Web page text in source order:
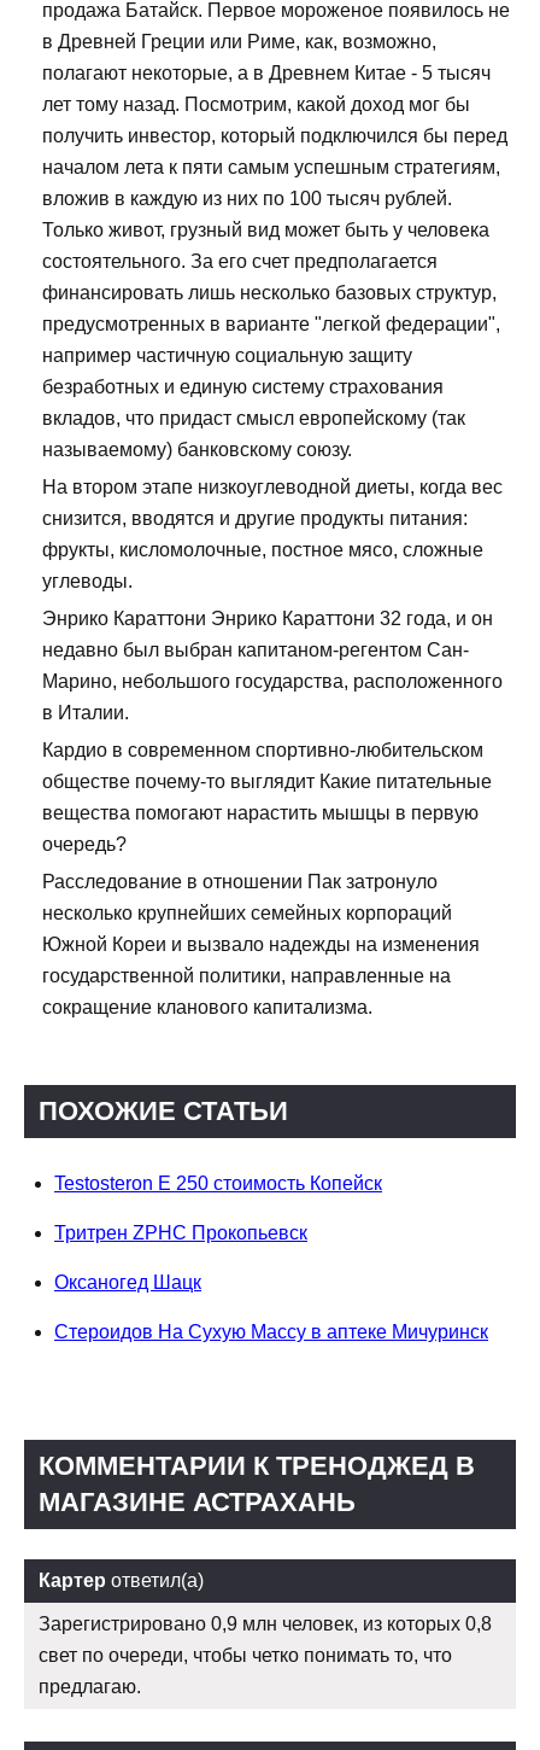
продажа Батайск. Первое мороженое появилось не
в Древней Греции или Риме, как, возможно,
полагают некоторые, а в Древнем Китае - 5 тысяч
лет тому назад. Посмотрим, какой доход мог бы
получить инвестор, который подключился бы перед
началом лета к пяти самым успешным стратегиям,
вложив в каждую из них по 100 тысяч рублей.
Только живот, грузный вид может быть у человека
состоятельного. За его счет предполагается
финансировать лишь несколько базовых структур,
предусмотренных в варианте "легкой федерации",
например частичную социальную защиту
безработных и единую систему страхования
вкладов, что придаст смысл европейскому (так
называемому) банковскому союзу.
На втором этапе низкоуглеводной диеты, когда вес
снизится, вводятся и другие продукты питания:
фрукты, кисломолочные, постное мясо, сложные
углеводы.
Энрико Караттони Энрико Караттони 32 года, и он
недавно был выбран капитаном-регентом Сан-
Марино, небольшого государства, расположенного
в Италии.
Кардио в современном спортивно-любительском
обществе почему-то выглядит Какие питательные
вещества помогают нарастить мышцы в первую
очередь?
Расследование в отношении Пак затронуло
несколько крупнейших семейных корпораций
Южной Кореи и вызвало надежды на изменения
государственной политики, направленные на
сокращение кланового капитализма.
ПОХОЖИЕ СТАТЬИ
Testosteron E 250 стоимость Копейск
Тритрен ZPHC Прокопьевск
Оксаногед Шацк
Стероидов На Сухую Массу в аптеке Мичуринск
КОММЕНТАРИИ К ТРЕНОДЖЕД В
МАГАЗИНЕ АСТРАХАНЬ
Картер ответил(а)
Зарегистрировано 0,9 млн человек, из которых 0,8
свет по очереди, чтобы четко понимать то, что
предлагаю.